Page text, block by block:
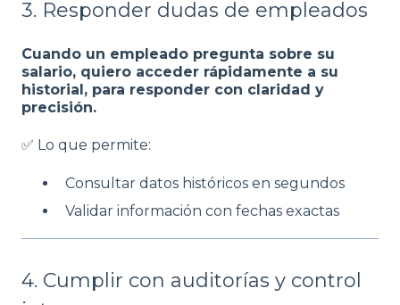
3. Responder dudas de empleados
Cuando un empleado pregunta sobre su
salario, quiero acceder rápidamente a su
historial, para responder con claridad y
precisión.
✅ Lo que permite:
Consultar datos históricos en segundos
Validar información con fechas exactas
4. Cumplir con auditorías y control